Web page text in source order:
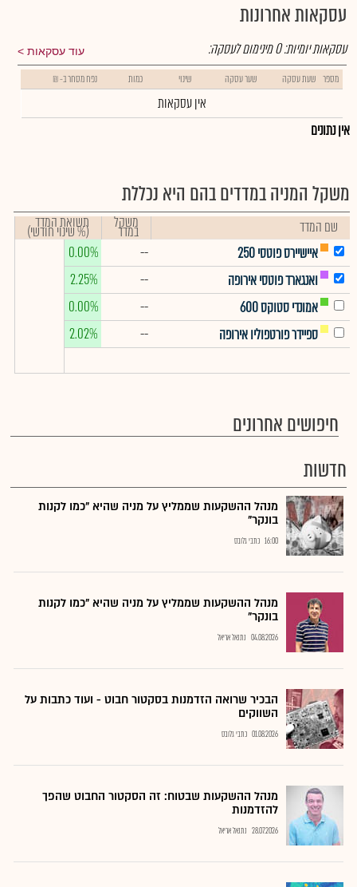
עסקאות אחרונות
עוד עסקאות עסקאות יומיות:0מינימום לעסקה:
מספר שעת עסקה שער עסקה שינוי כמות נפח מסחר ב- ₪
אין עסקאות
אין נתונים
משקל המניה במדדים בהם היא נכללת
שם המדד משקל
במדד תשואת המדד
(% שינוי חודשי)
איישיירס פוטסי 250
--
0.00%
ואנגארד פוטסי אירופה
--
2.25%
אמונדי סטוקס 600
--
0.00%
ספיידר פורטפוליו אירופה
--
2.02%
חיפושים אחרונים
חדשות
מנהל ההשקעות שממליץ על מניה שהיא "כמו לקנות
בונקר"
16:00 כתבי גלובס
מנהל ההשקעות שממליץ על מניה שהיא "כמו לקנות
בונקר"
04.08.2026 נתנאל אריאל
הבכיר שרואה הזדמנות בסקטור חבוט - ועוד כתבות על
השווקים
01.08.2026 כתבי גלובס
מנהל ההשקעות שבטוח: זה הסקטור החבוט שהפך
להזדמנות
28.07.2026 נתנאל אריאל